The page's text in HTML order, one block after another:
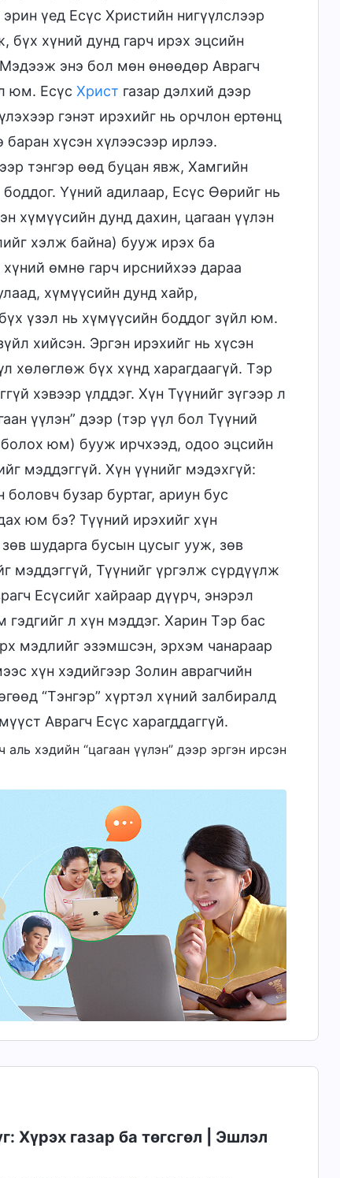
үед Есүс Христийн нигүүлслээр
бүх хүний дунд гарч ирэх эцсийн
энэ бол мөн өнөөдөр Аврагч
юм. Есүс Христ газар дэлхий дээр
гэнэт ирэхийг нь орчлон ертөнц
хүсэн хүлээсээр ирлээ.
тэнгэр өөд буцан явж, Хамгийн
Үүний адилаар, Есүс Өөрийг нь
хүмүүсийн дунд дахин, цагаан үүлэн
хэлж байна) бууж ирэх ба
өмнө гарч ирснийхээ дараа
хүмүүсийн дунд хайр,
үзэл нь хүмүүсийн боддог зүйл юм.
хийсэн. Эргэн ирэхийг нь хүсэн
хөлөглөж бүх хүнд харагдаагүй. Тэр
хэвээр үлддэг. Хүн Түүнийг зүгээр л
үүлэн” дээр (тэр үүл бол Түүний
юм) бууж ирчхээд, одоо эцсийн
мэддэггүй. Хүн үүнийг мэдэхгүй:
бузар буртаг, ариун бус
юм бэ? Түүний ирэхийг хүн
шударга бусын цусыг ууж, зөв
мэддэггүй, Түүнийг үргэлж сүрдүүлж
Есүсийг хайраар дүүрч, энэрэл
л хүн мэддэг. Харин Тэр бас
мэдлийг эзэмшсэн, эрхэм чанараар
хүн хэдийгээр Золин аврагчийн
“Тэнгэр” хүртэл хүний залбиралд
Аврагч Есүс харагддаггүй.
хэдийн “цагаан үүлэн” дээр эргэн ирсэн
Хүрэх газар ба төгсгөл | Эшлэл